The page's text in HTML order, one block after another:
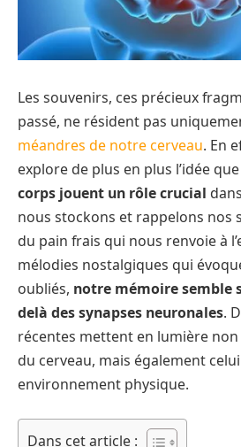
Les souvenirs, ces précieux
passé, ne résident pas
méandres de notre cerveau. En
explore de plus en plus l’idée que
corps jouent un rôle crucial
nous stockons et rappelons nos
du pain frais qui nous renvoie à
mélodies nostalgiques qui
oubliés, notre mémoire semble
delà des synapses neuronales.
récentes mettent en lumière
du cerveau, mais également
environnement physique.
Dans cet article :